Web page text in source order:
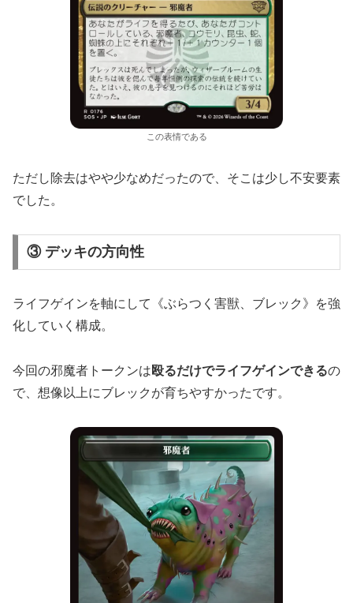
この表情である
ただし除去はやや少なめだったので、そこは少し不安要素
でした。
③ デッキの方向性
ライフゲインを軸にして《ぶらつく害獣、ブレック》を強
化していく構成。
今回の邪魔者トークンは殴るだけでライフゲインできるの
で、想像以上にブレックが育ちやすかったです。